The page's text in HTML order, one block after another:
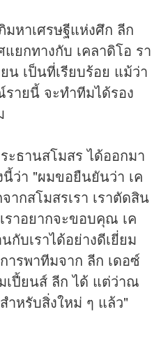
หาเศรษฐีแห่งศึก ลีก
แยกทางกับ เคลาดิโอ รา
น เป็นที่เรียบร้อย แม้ว่า
ายนี้ จะทำทีมได้รอง
ะธานสโมสร ได้ออกมา
ว่า "ผมขอยืนยันว่า เค
ากสโมสรเรา เราตัดสิน
ราอยากจะขอบคุณ เค
กับเราได้อย่างดีเยี่ยม
ารพาทีมจาก ลีก เดอซ์
เปี้ยนส์ ลีก ได้ แต่ว่าณ
ำหรับสิ่งใหม่ ๆ แล้ว"